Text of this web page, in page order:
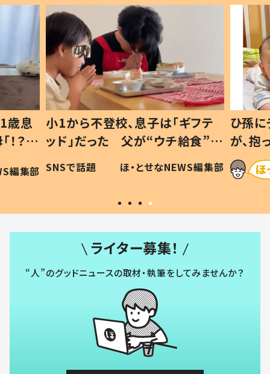
フテ
食”を
編集部
ひ孫にデレデレな80歳じいじ
が、抱っこすると…ひ孫の反応に
「涙が出ました」「可愛くて仕方な
い」
ほ・とせなNEWS編集部
ライター募集！
“人”のグッドニュースの取材・執筆をしてみませんか？